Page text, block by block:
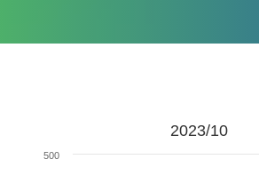
2023/10
500